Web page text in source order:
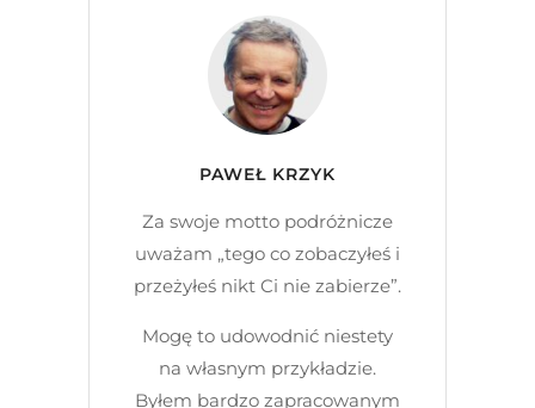
PAWEŁ KRZYK
Za swoje motto podróżnicze
uważam „tego co zobaczyłeś i
przeżyłeś nikt Ci nie zabierze”.
Mogę to udowodnić niestety
na własnym przykładzie.
Byłem bardzo zapracowanym